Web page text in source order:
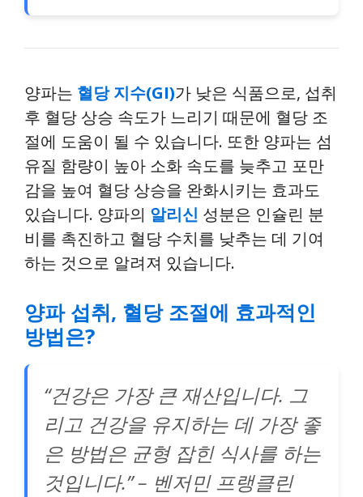
양파는 혈당 지수(GI)가 낮은 식품으로, 섭취
후 혈당 상승 속도가 느리기 때문에 혈당 조
절에 도움이 될 수 있습니다. 또한 양파는 섬
유질 함량이 높아 소화 속도를 늦추고 포만
감을 높여 혈당 상승을 완화시키는 효과도
있습니다. 양파의 알리신 성분은 인슐린 분
비를 촉진하고 혈당 수치를 낮추는 데 기여
하는 것으로 알려져 있습니다.
양파 섭취, 혈당 조절에 효과적인
방법은?
“건강은 가장 큰 재산입니다. 그
리고 건강을 유지하는 데 가장 좋
은 방법은 균형 잡힌 식사를 하는
것입니다.” – 벤저민 프랭클린